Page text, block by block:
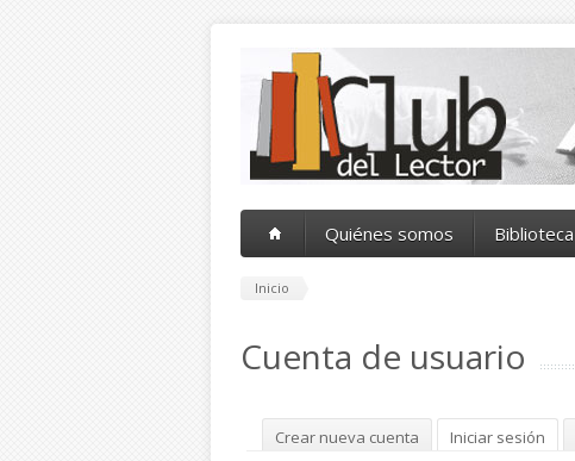
Quiénes somos Biblioteca
Inicio
Cuenta de usuario
Solapas principales
Crear nueva cuenta Iniciar sesión